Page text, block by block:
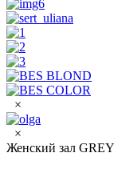
×
×
Женский зал